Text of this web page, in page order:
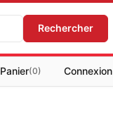
Rechercher
Panier(0) Connexion